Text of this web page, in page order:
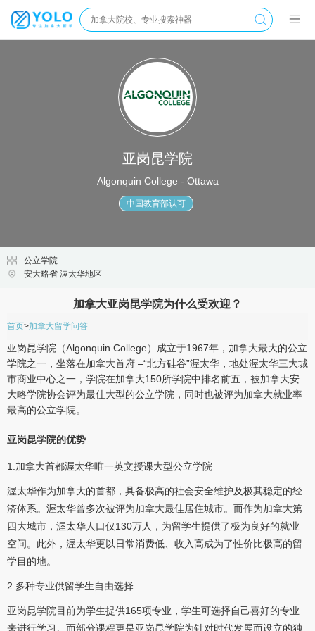
亚岗昆学院
Algonquin College - Ottawa
中国教育部认可
公立学院
安大略省 渥太华地区
加拿大亚岗昆学院为什么受欢迎？
首页>加拿大留学问答
亚岗昆学院（Algonquin College）成立于1967年，加拿大最大的公立
学院之一，坐落在加拿大首府 –“北方硅谷”渥太华，地处渥太华三大城
市商业中心之一，学院在加拿大150所学院中排名前五，被加拿大安
大略学院协会评为最佳大型的公立学院，同时也被评为加拿大就业率
最高的公立学院。
亚岗昆学院的优势
1.加拿大首都渥太华唯一英文授课大型公立学院
渥太华作为加拿大的首都，具备极高的社会安全维护及极其稳定的经
济体系。渥太华曾多次被评为加拿大最佳居住城市。而作为加拿大第
四大城市，渥太华人口仅130万人，为留学生提供了极为良好的就业
空间。此外，渥太华更以日常消费低、收入高成为了性价比极高的留
学目的地。
2.多种专业供留学生自由选择
亚岗昆学院目前为学生提供165项专业，学生可选择自己喜好的专业
来进行学习。而部分课程更是亚岗昆学院为针对时代发展而设立的独